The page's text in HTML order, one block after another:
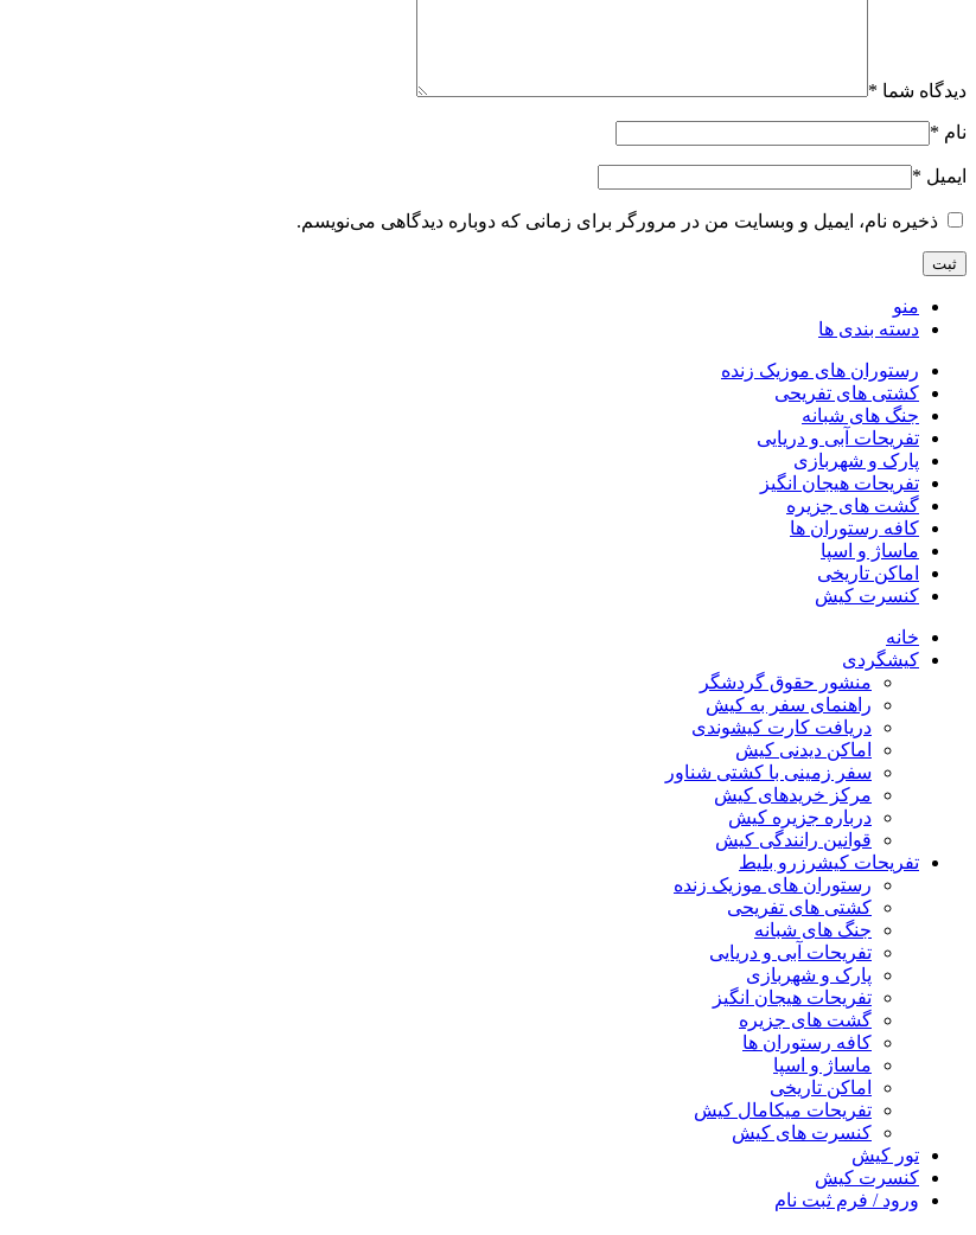
دیدگاه شما *
نام *
ایمیل *
ذخیره نام، ایمیل و وبسایت من در مرورگر برای زمانی که دوباره دیدگاهی می‌نویسم.
منو
دسته بندی ها
رستوران های موزیک زنده
کشتی های تفریحی
جنگ های شبانه
تفریحات آبی و دریایی
پارک و شهربازی
تفریحات هیجان انگیز
گشت های جزیره
کافه رستوران ها
ماساژ و اسپا
اماکن تاریخی
کنسرت کیش
خانه
کیشگردی
منشور حقوق گردشگر
راهنمای سفر به کیش
دریافت کارت کیشوندی
اماکن دیدنی کیش
سفر زمینی با کشتی شناور
مرکز خریدهای کیش
درباره جزیره کیش
قوانین رانندگی کیش
تفریحات کیشرزرو بلیط
رستوران های موزیک زنده
کشتی های تفریحی
جنگ های شبانه
تفریحات آبی و دریایی
پارک و شهربازی
تفریحات هیجان انگیز
گشت های جزیره
کافه رستوران ها
ماساژ و اسپا
اماکن تاریخی
تفریحات میکامال کیش
کنسرت های کیش
تور کیش
کنسرت کیش
ورود / فرم ثبت نام